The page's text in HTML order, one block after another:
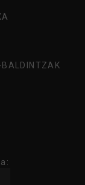
BALDINTZAK